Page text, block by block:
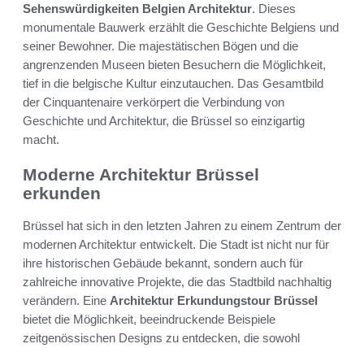
Sehenswürdigkeiten Belgien Architektur. Dieses
monumentale Bauwerk erzählt die Geschichte Belgiens und
seiner Bewohner. Die majestätischen Bögen und die
angrenzenden Museen bieten Besuchern die Möglichkeit,
tief in die belgische Kultur einzutauchen. Das Gesamtbild
der Cinquantenaire verkörpert die Verbindung von
Geschichte und Architektur, die Brüssel so einzigartig
macht.
Moderne Architektur Brüssel
erkunden
Brüssel hat sich in den letzten Jahren zu einem Zentrum der
modernen Architektur entwickelt. Die Stadt ist nicht nur für
ihre historischen Gebäude bekannt, sondern auch für
zahlreiche innovative Projekte, die das Stadtbild nachhaltig
verändern. Eine Architektur Erkundungstour Brüssel
bietet die Möglichkeit, beeindruckende Beispiele
zeitgenössischen Designs zu entdecken, die sowohl